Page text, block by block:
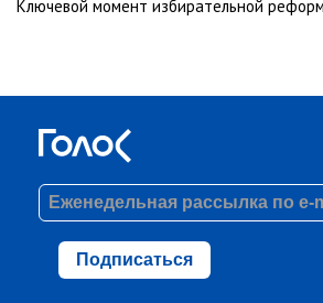
Ключевой момент избирательной
Подписаться